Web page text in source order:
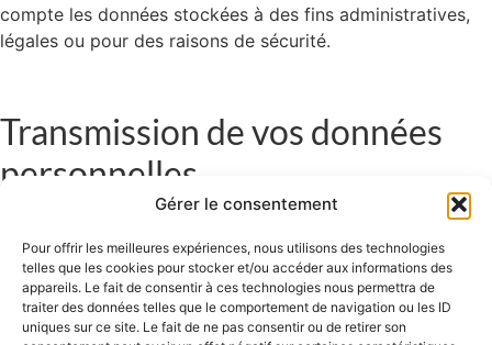
Gérer le consentement
Pour offrir les meilleures expériences, nous utilisons des technologies
telles que les cookies pour stocker et/ou accéder aux informations des
appareils. Le fait de consentir à ces technologies nous permettra de
traiter des données telles que le comportement de navigation ou les ID
uniques sur ce site. Le fait de ne pas consentir ou de retirer son
compte les données stockées à des fins administratives,
légales ou pour des raisons de sécurité.
Transmission de vos données
personnelles
Les commentaires des visiteurs peuvent
être vérifiés à l’aide d’un service automatisé de détection
des commentaires indésirables.